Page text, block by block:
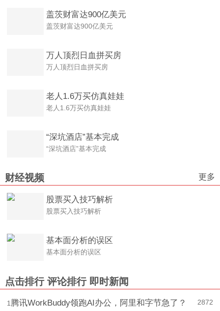
盖茨财富达900亿美元
盖茨财富达900亿美元
万人顶烈日血拼买房
万人顶烈日血拼买房
老人1.6万买仿真娃娃
老人1.6万买仿真娃娃
“深坑酒店”基本完成
“深坑酒店”基本完成
财经视频 更多
股票买入技巧解析
股票买入技巧解析
基本面分析的误区
基本面分析的误区
点击排行 评论排行 即时新闻
2872
1腾讯WorkBuddy领跑AI办公，阿里和字节急了？